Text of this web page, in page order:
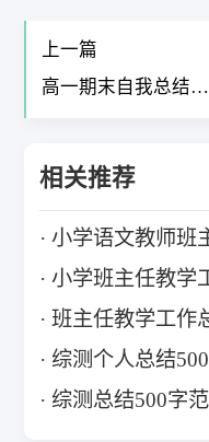
上一篇
高一期末自我总结
相关推荐
小学语文教师班
小学班主任教学
班主任教学工作
综测个人总结
综测总结500字